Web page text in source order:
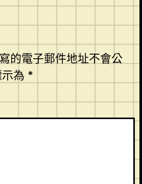
的電子郵件地址不會公
為 *